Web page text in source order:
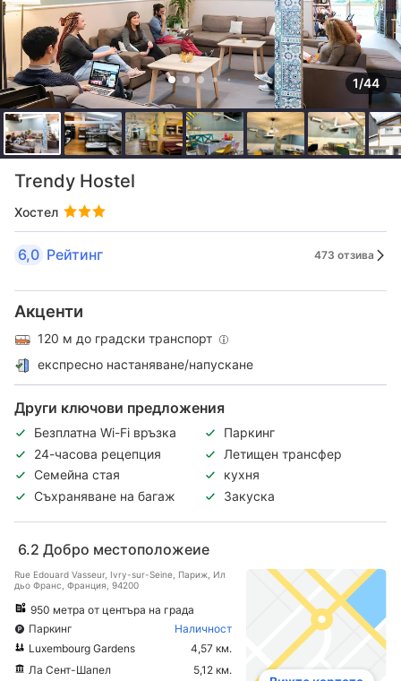
1/44
Trendy Hostel
Хостел
6,0 Рейтинг 473 отзива
Акценти
120 м до градски транспорт
експресно настаняване/напускане
Други ключови предложения
Безплатна Wi-Fi връзка
Паркинг
24-часова рецепция
Летищен трансфер
Семейна стая
кухня
Съхраняване на багаж
Закуска
6.2 Добро местоположеие
Rue Edouard Vasseur, Ivry-sur-Seine, Париж, Ил
дьо Франс, Франция, 94200
950 метра от центъра на града
Паркинг
Наличност
Luxembourg Gardens
4,57 км.
Ла Сент-Шапел
5,12 км.